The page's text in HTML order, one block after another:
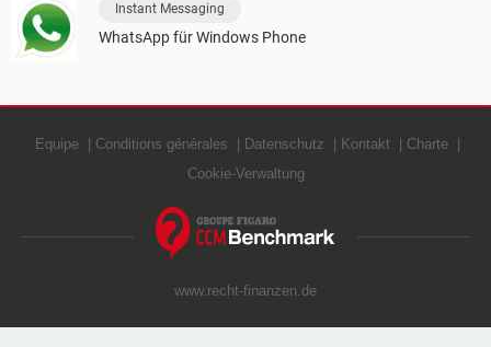
Instant Messaging
WhatsApp für Windows Phone
Equipe Conditions générales Datenschutz Kontakt
Charte
Cookie-Verwaltung
www.recht-finanzen.de